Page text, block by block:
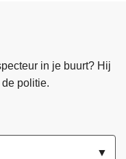
in je buurt? Hij
politie.
▼